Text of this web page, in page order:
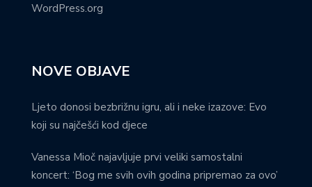
WordPress.org
NOVE OBJAVE
Ljeto donosi bezbrižnu igru, ali i neke izazove: Evo
koji su najčešći kod djece
Vanessa Mioč najavljuje prvi veliki samostalni
koncert: ‘Bog me svih ovih godina pripremao za ovo’